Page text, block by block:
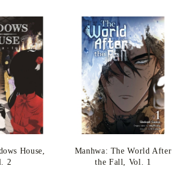
House,
2
Manhwa: The World After
the Fall, Vol. 1